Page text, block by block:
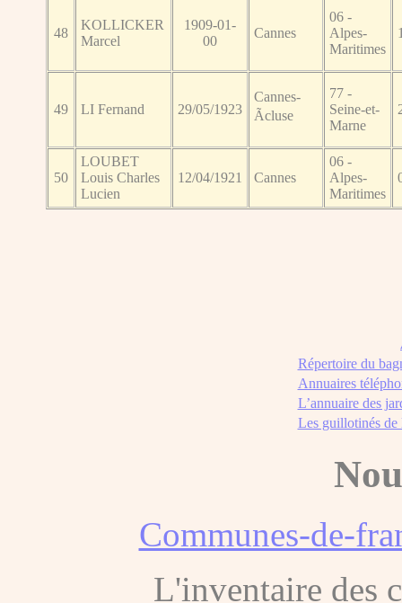
48
KOLLICKER
Marcel
1909-01-
00
Cannes
06 -
Alpes-
Maritimes
49 LI Fernand 29/05/1923
Cannes-
Ãcluse
77 -
Seine-et-
Marne
50
LOUBET
Louis Charles
Lucien
12/04/1921 Cannes
06 -
Alpes-
Maritimes
Répertoire du
Annuaires
L’annuaire des
Les guillotinés de
Communes-de-
L'inventaire des